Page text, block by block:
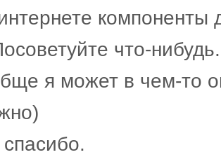
компоненты
что-нибудь.
я может в чем-то